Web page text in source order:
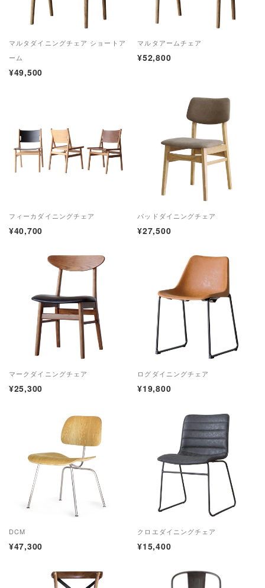
マルタダイニングチェア ショートア
ーム
¥49,500
マルタアームチェア
¥52,800
フィーカダイニングチェア
¥40,700
パッドダイニングチェア
¥27,500
マークダイニングチェア
¥25,300
ログダイニングチェア
¥19,800
DCM
¥47,300
クロエダイニングチェア
¥15,400